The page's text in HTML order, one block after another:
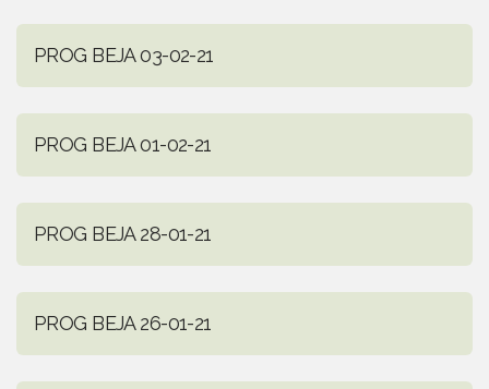
PROG BEJA 03-02-21
PROG BEJA 01-02-21
PROG BEJA 28-01-21
PROG BEJA 26-01-21